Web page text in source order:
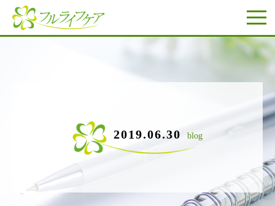
2019.06.30 blog